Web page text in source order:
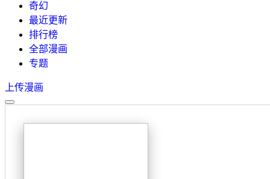
奇幻
最近更新
排行榜
全部漫画
专题
上传漫画